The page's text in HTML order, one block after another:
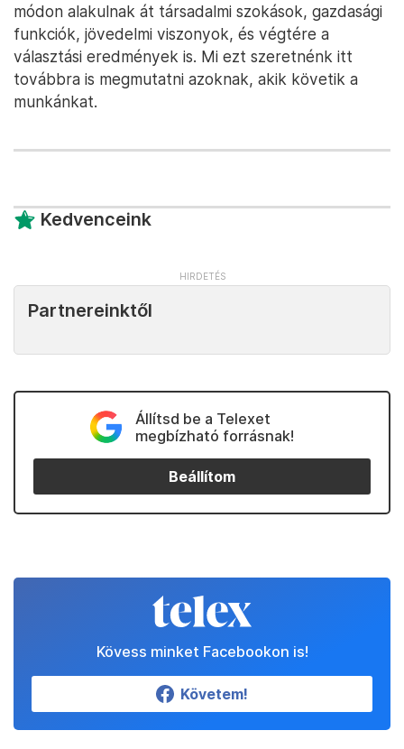
módon alakulnak át társadalmi szokások, gazdasági
funkciók, jövedelmi viszonyok, és végtére a
választási eredmények is. Mi ezt szeretnénk itt
továbbra is megmutatni azoknak, akik követik a
munkánkat.
Kedvenceink
Partnereinktől
Állítsd be a Telexet
megbízható forrásnak!
Beállítom
Kövess minket Facebookon is!
Követem!